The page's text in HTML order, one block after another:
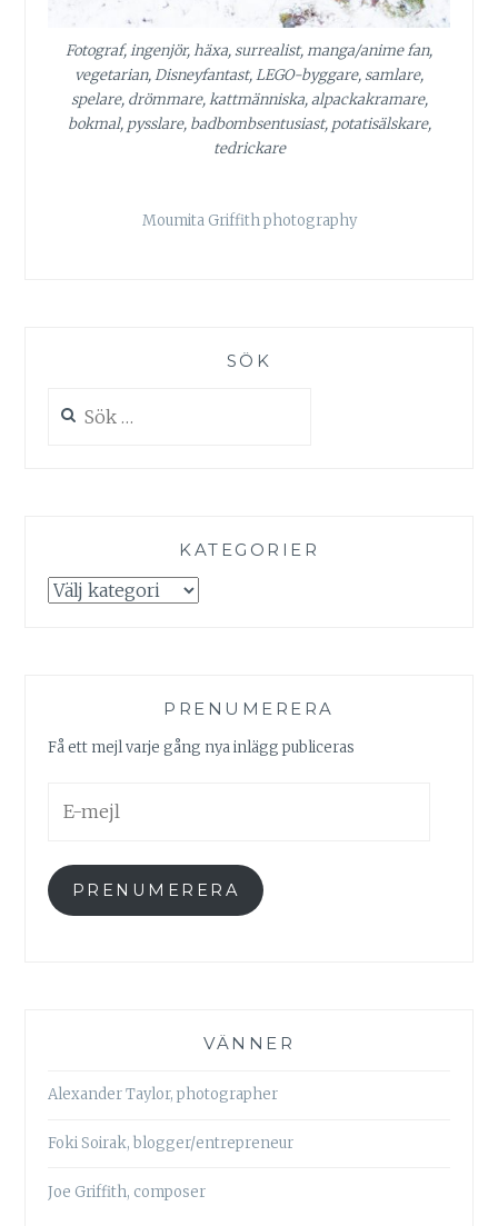
Fotograf, ingenjör, häxa, surrealist, manga/anime fan,
vegetarian, Disneyfantast, LEGO-byggare, samlare,
spelare, drömmare, kattmänniska, alpackakramare,
bokmal, pysslare, badbombsentusiast, potatisälskare,
tedrickare
Moumita Griffith photography
SÖK
efter:
KATEGORIER
Kategorier
PRENUMERERA
Få ett mejl varje gång nya inlägg publiceras
mejl
PRENUMERERA
VÄNNER
Alexander Taylor, photographer
Foki Soirak, blogger/entrepreneur
Joe Griffith, composer